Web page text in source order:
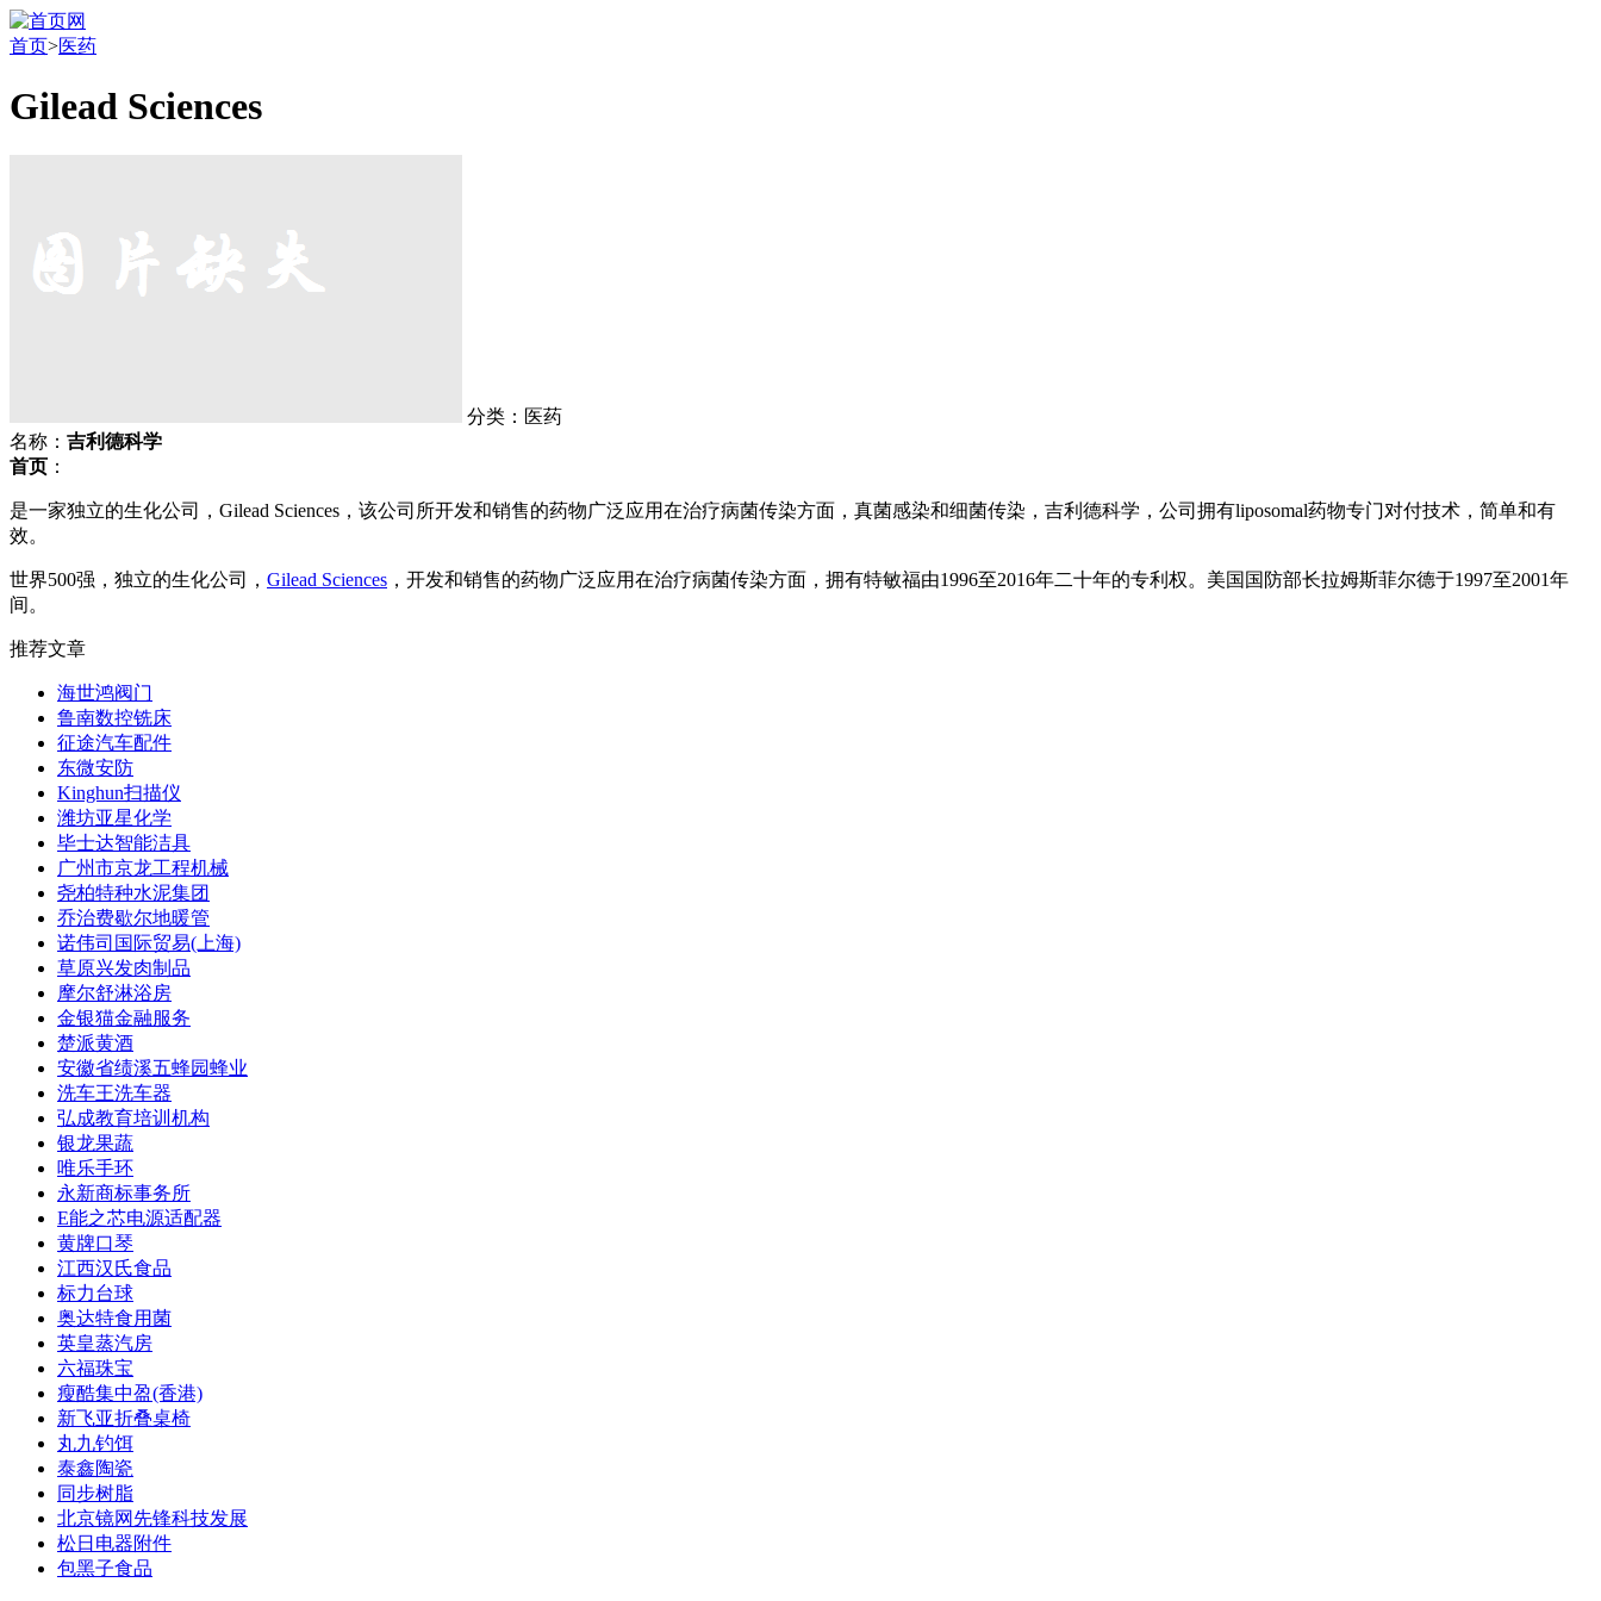
首页>医药
Gilead Sciences
分类：医药
名称： 吉利德科学
首页 ：
是一家独立的生化公司，Gilead Sciences，该公司所开发和销售的药物广泛应用在治疗病菌传染方面，真菌感染和细菌传染，吉利德科学，公司拥有liposomal药物专门对付技术，简单和有
效。
世界500强，独立的生化公司， Gilead Sciences ，开发和销售的药物广泛应用在治疗病菌传染方面，拥有特敏福由1996至2016年二十年的专利权。美国国防部长拉姆斯菲尔德于1997至2001年
间。
推荐文章
海世鸿阀门
鲁南数控铣床
征途汽车配件
东微安防
Kinghun扫描仪
潍坊亚星化学
毕士达智能洁具
广州市京龙工程机械
尧柏特种水泥集团
乔治费歇尔地暖管
诺伟司国际贸易(上海)
草原兴发肉制品
摩尔舒淋浴房
金银猫金融服务
楚派黄酒
安徽省绩溪五蜂园蜂业
洗车王洗车器
弘成教育培训机构
银龙果蔬
唯乐手环
永新商标事务所
E能之芯电源适配器
黄牌口琴
江西汉氏食品
标力台球
奥达特食用菌
英皇蒸汽房
六福珠宝
瘦酷集中盈(香港)
新飞亚折叠桌椅
丸九钓饵
泰鑫陶瓷
同步树脂
北京镜网先锋科技发展
松日电器附件
包黑子食品